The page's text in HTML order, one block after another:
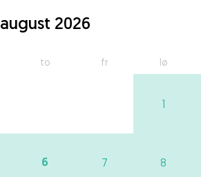
august 2026
to fr lø
1
6 7 8